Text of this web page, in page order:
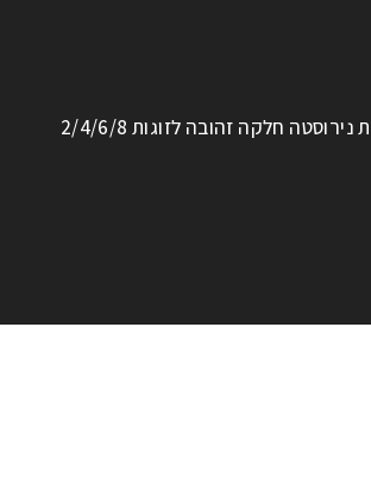
טבעת נירוסטה חלקה זהובה לזוגות 2/4/6/8